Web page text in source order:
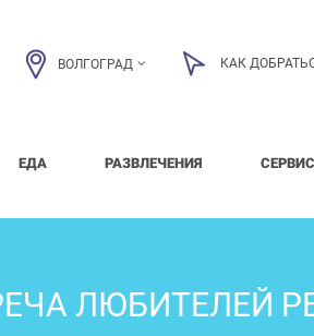
ВОЛГОГРАД КАК
ЕДА РАЗВЛЕЧЕНИЯ
ЛЮБИТЕЛЕЙ